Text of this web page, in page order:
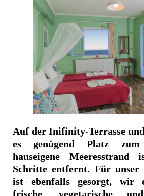
Auf der Inifinity-Terrasse
es genügend Platz
hauseigene
Schritte entfernt. Für unser
ist ebenfalls gesorgt, wir